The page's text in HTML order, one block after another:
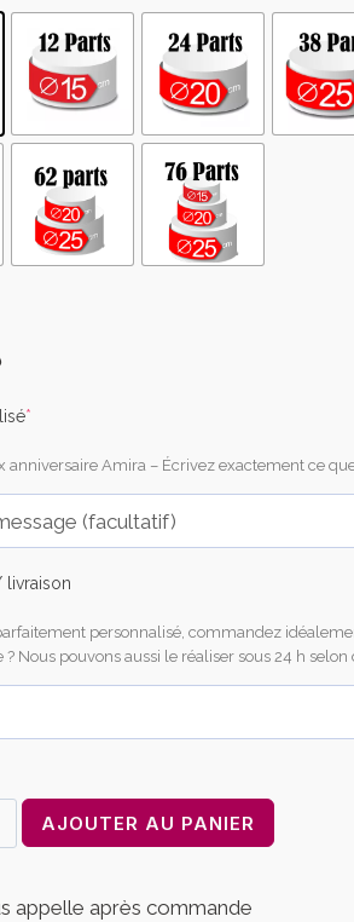
*(required)
anniversaire Amira – Écrivez exactement ce
livraison
personnalisé, commandez
? Nous pouvons aussi le réaliser sous 24 h
AJOUTER AU PANIER
appelle après commande